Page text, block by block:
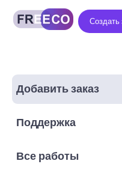
Создать
Добавить заказ
Поддержка
Все работы